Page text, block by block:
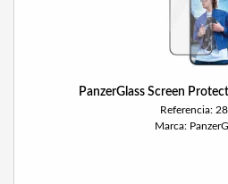
PanzerGlass Screen
Referencia:
Marca: